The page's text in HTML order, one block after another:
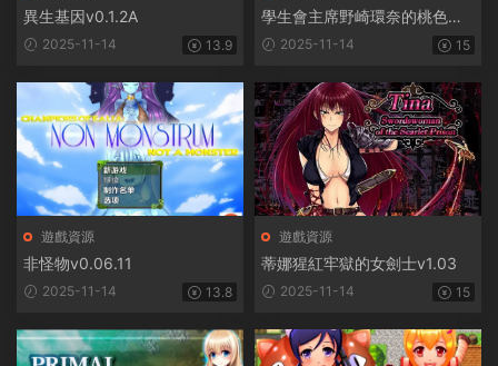
異生基因v0.1.2A
2025-11-14 13.9
學生會主席野崎環奈的桃色煩
惱 2025-11-14 15
遊戲資源
非怪物v0.06.11
2025-11-14 13.8
遊戲資源
蒂娜猩紅牢獄的女劍士v1.03
2025-11-14 15